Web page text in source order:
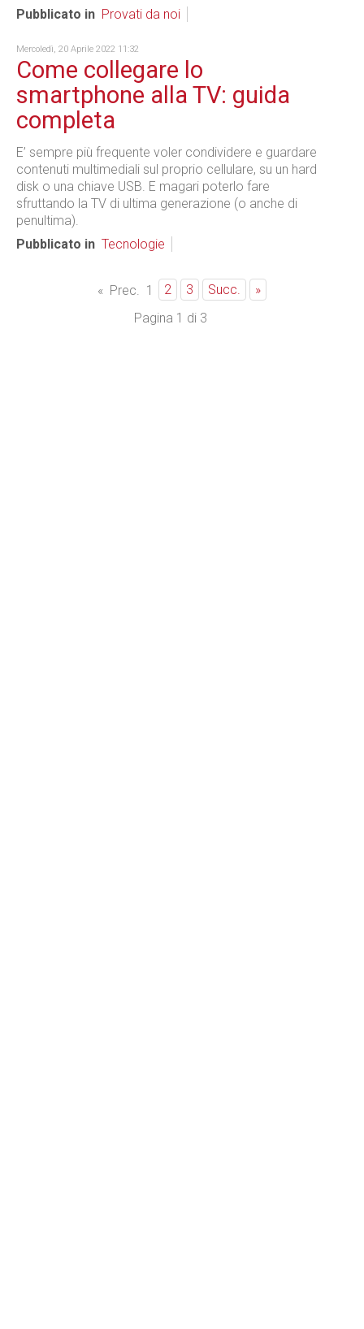
Pubblicato in Provati da noi
Mercoledì, 20 Aprile 2022 11:32
Come collegare lo
smartphone alla TV: guida
completa
E’ sempre più frequente voler condividere e guardare
contenuti multimediali sul proprio cellulare, su un hard
disk o una chiave USB. E magari poterlo fare
sfruttando la TV di ultima generazione (o anche di
penultima).
Pubblicato in Tecnologie
« Prec. 1 2 3 Succ.
»
Pagina 1 di 3